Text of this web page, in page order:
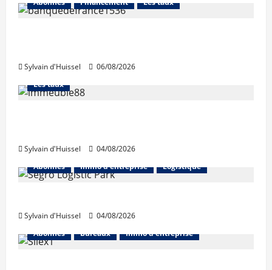
Abonnés Financement Les taux
Sylvain d'Huissel 06/08/2026
Abonnés Financement
Les taux
Sylvain d'Huissel
04/08/2026
Abonnés
Immo d'entreprise Logistique
Sylvain d'Huissel
04/08/2026
Abonnés
Bureaux Immo d'entreprise